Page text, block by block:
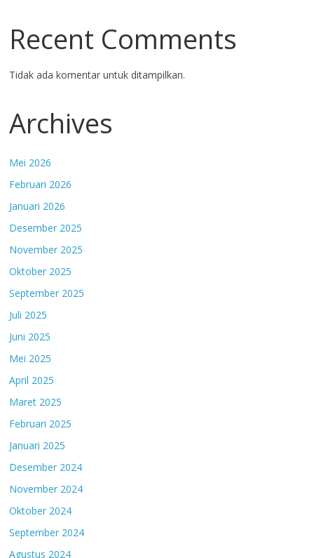
Recent Comments
Tidak ada komentar untuk ditampilkan.
Archives
Mei 2026
Februari 2026
Januari 2026
Desember 2025
November 2025
Oktober 2025
September 2025
Juli 2025
Juni 2025
Mei 2025
April 2025
Maret 2025
Februari 2025
Januari 2025
Desember 2024
November 2024
Oktober 2024
September 2024
Agustus 2024